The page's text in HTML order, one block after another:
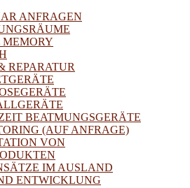
ANFRAGEN
REPARATUR
BEATMUNGSGERÄTE
(AUF ANFRAGE)
VON
IM AUSLAND
ENTWICKLUNG